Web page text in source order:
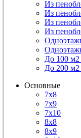
Из
Из
Из
Из
До 100 м2
До 200
Основные
7х8
7х9
7х10
8х8
8х9